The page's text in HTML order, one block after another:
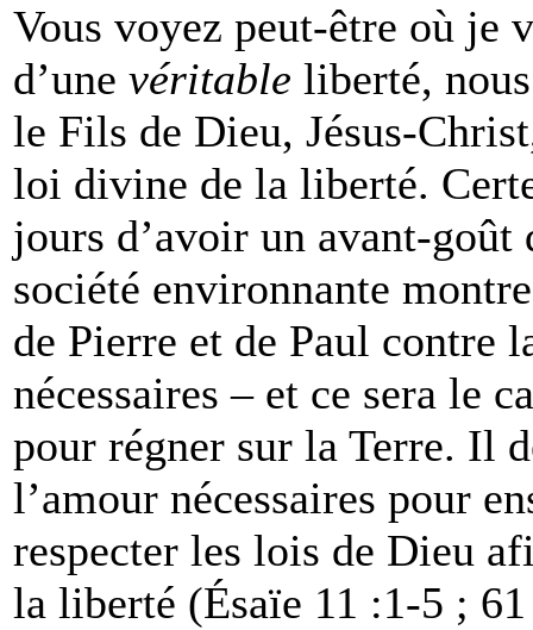
Vous voyez peut-être où je
d’une véritable liberté,
le Fils de Dieu, Jésus-
loi divine de la liberté.
jours d’avoir un avant-
société environnante
de Pierre et de Paul contre
nécessaires – et ce sera le
pour régner sur la Terre. Il
l’amour nécessaires pour
respecter les lois de Dieu
la liberté (Ésaïe 11 :1-5 ;